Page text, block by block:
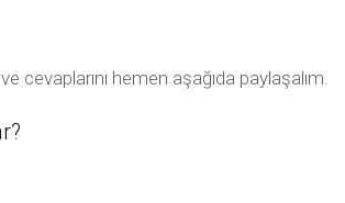
hemen aşağıda paylaşalım.